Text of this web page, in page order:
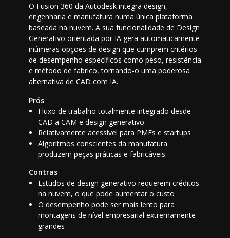
O Fusion 360 da Autodesk integra design,
engenharia e manufatura numa única plataforma
baseada na nuvem. A sua funcionalidade de Design
Generativo orientada por IA gera automaticamente
inúmeras opções de design que cumprem critérios
de desempenho específicos como peso, resistência
e método de fabrico, tornando-o uma poderosa
alternativa de CAD com IA.
Prós
Fluxo de trabalho totalmente integrado desde
CAD a CAM e design generativo
Relativamente acessível para PMEs e startups
Algoritmos conscientes da manufatura
produzem peças práticas e fabricáveis
Contras
Estudos de design generativo requerem créditos
na nuvem, o que pode aumentar o custo
O desempenho pode ser mais lento para
montagens de nível empresarial extremamente
grandes